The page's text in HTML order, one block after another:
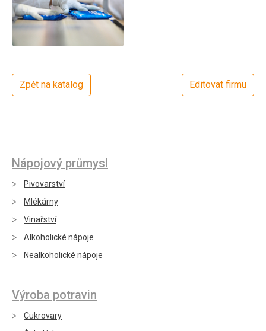
Zpět na katalog Editovat firmu
Nápojový průmysl
Pivovarství
Mlékárny
Vinařství
Alkoholické nápoje
Nealkoholické nápoje
Výroba potravin
Cukrovary